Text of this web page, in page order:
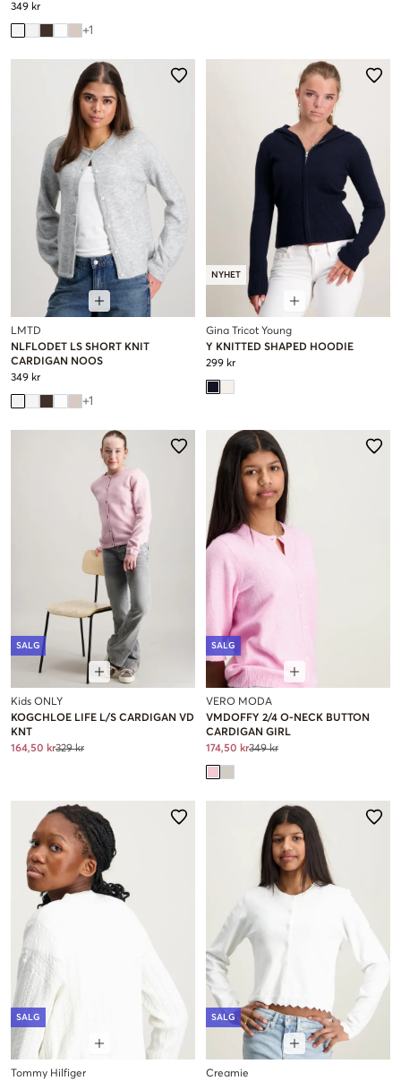
349 kr
+1
LMTD
NLFLODET LS SHORT KNIT
CARDIGAN NOOS
349 kr
+1
NYHET
Gina Tricot Young
Y KNITTED SHAPED HOODIE
299 kr
SALG
Kids ONLY
KOGCHLOE LIFE L/S CARDIGAN VD
KNT
164,50 kr329 kr
SALG
VERO MODA
VMDOFFY 2/4 O-NECK BUTTON
CARDIGAN GIRL
174,50 kr349 kr
SALG
Tommy Hilfiger
SALG
Creamie